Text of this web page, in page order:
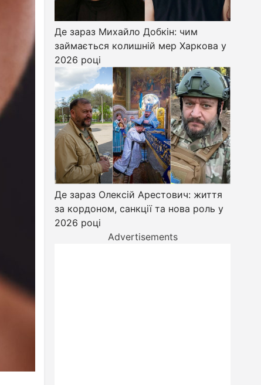
Де зараз Михайло Добкін: чим
займається колишній мер Харкова у
2026 році
Де зараз Олексій Арестович: життя
за кордоном, санкції та нова роль у
2026 році
Advertisements